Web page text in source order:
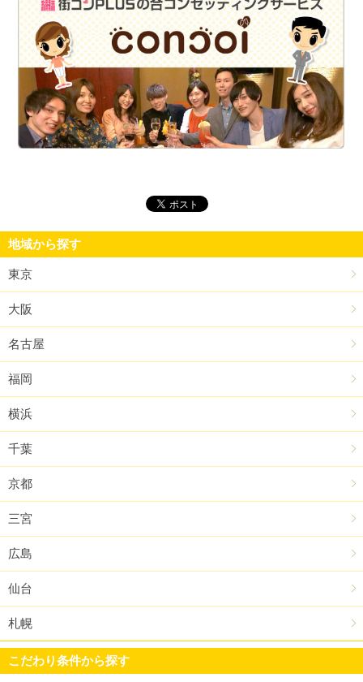
地域から探す
東京
大阪
名古屋
福岡
横浜
千葉
京都
三宮
広島
仙台
札幌
こだわり条件から探す